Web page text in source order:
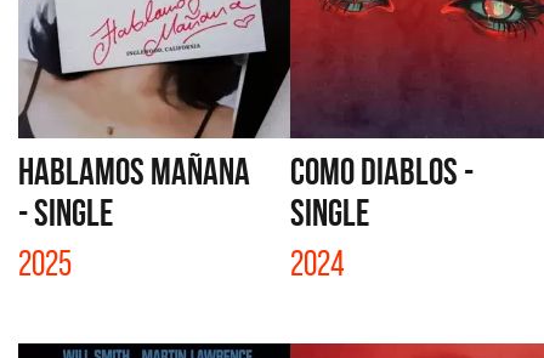
HABLAMOS MAÑANA
- SINGLE
2025
COMO DIABLOS -
SINGLE
2024